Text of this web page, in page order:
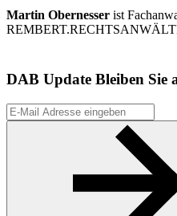
Martin Obernesser ist
DAB Update Bleiben Sie